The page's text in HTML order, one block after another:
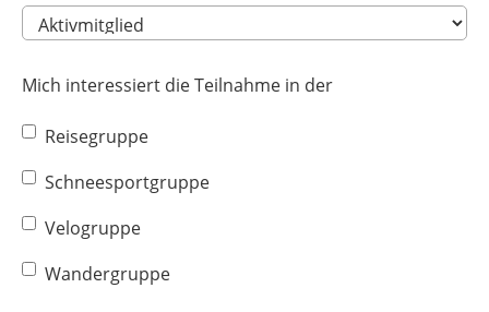
Mich interessiert die Teilnahme in der
Reisegruppe
Schneesportgruppe
Velogruppe
Wandergruppe